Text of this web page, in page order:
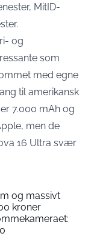
MitID-
og
som
med egne
til amerikansk
7.000 mAh og
men de
16 Ultra svær
og massivt
kroner